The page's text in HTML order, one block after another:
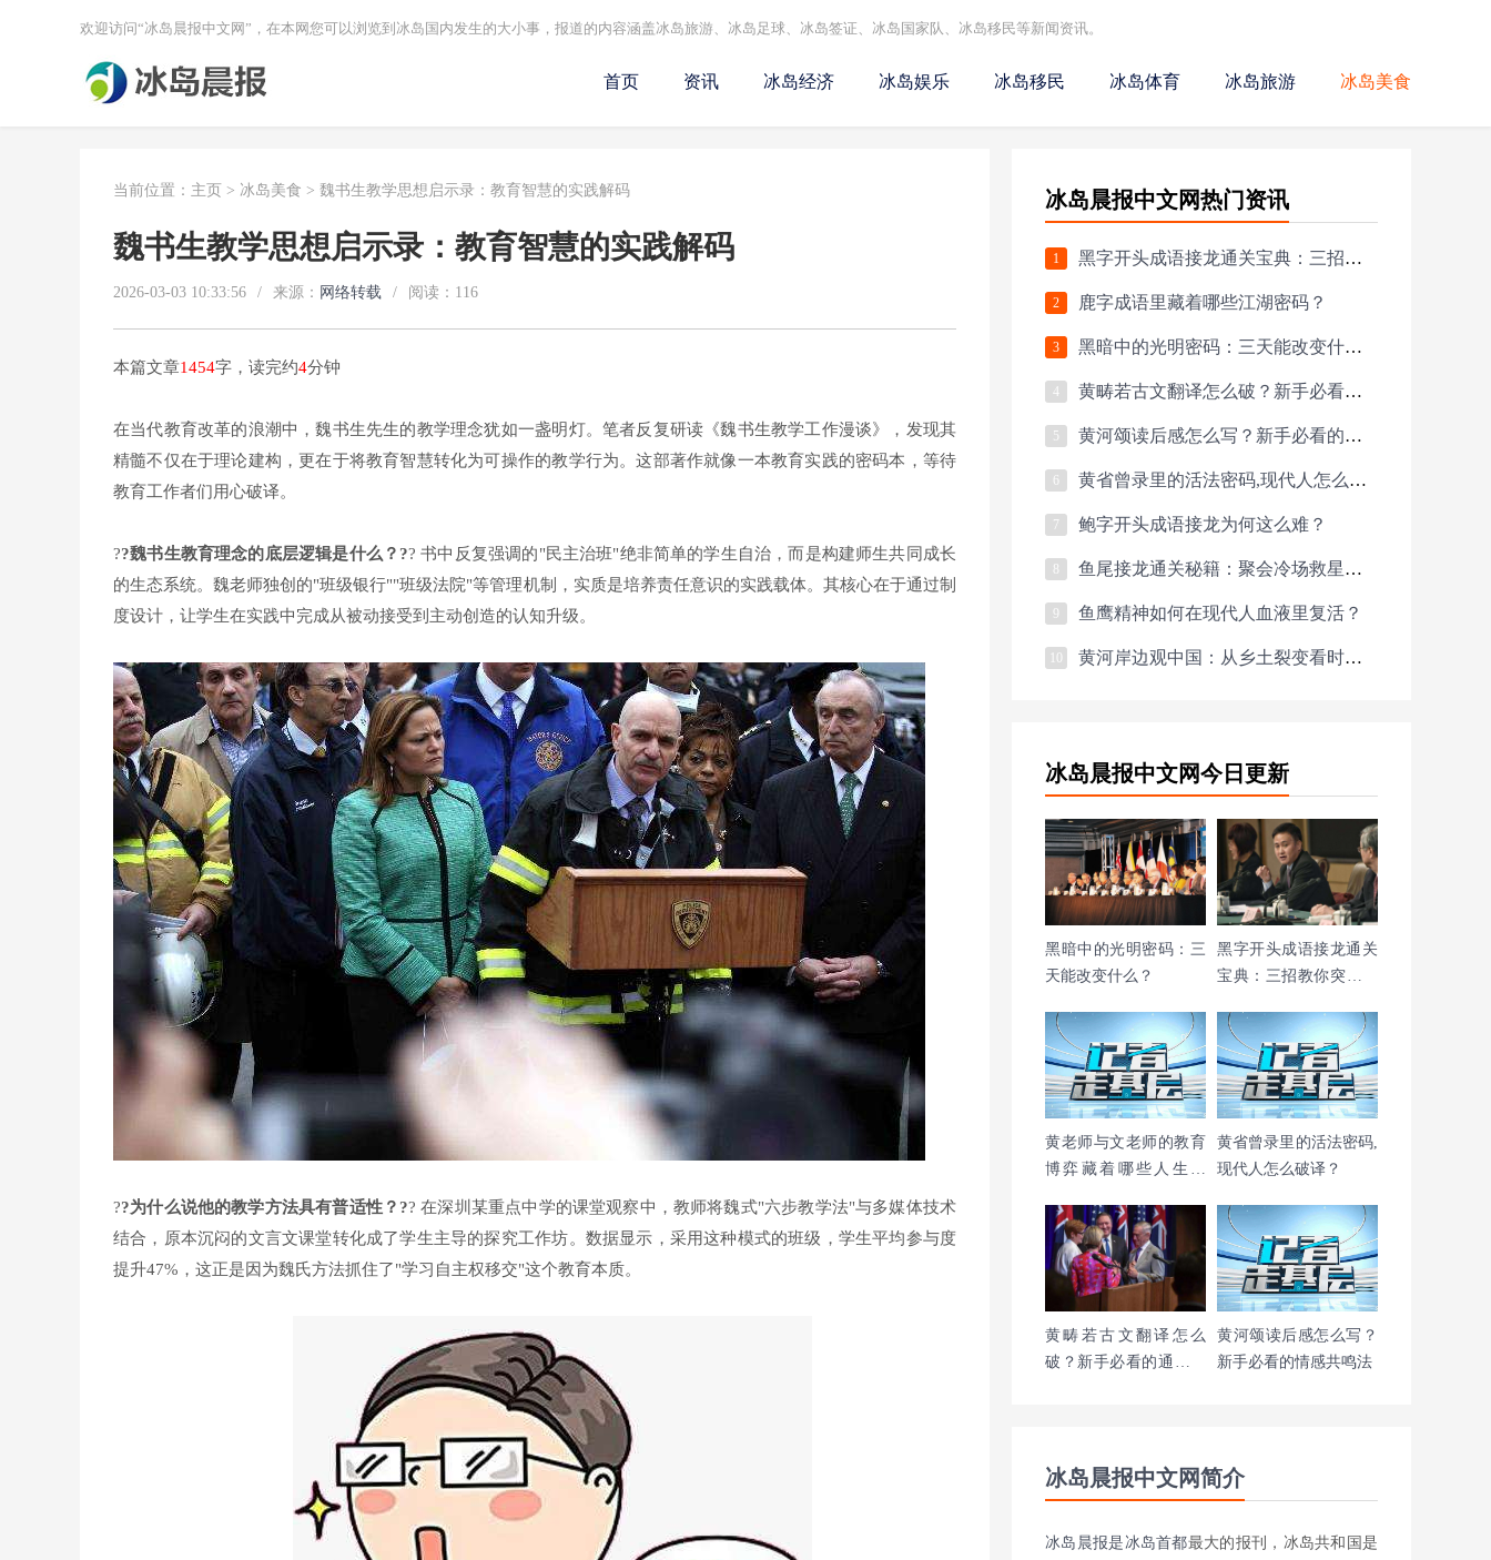
欢迎访问“冰岛晨报中文网”，在本网您可以浏览到冰岛国内发生的大小事，报道的内容涵盖冰岛旅游、冰岛足球、冰岛签证、冰岛国家队、冰岛移民等新闻资讯。
首页 资讯 冰岛经济 冰岛娱乐 冰岛移民 冰岛体育 冰岛旅游 冰岛美食
当前位置： 主页 > 冰岛美食 > 魏书生教学思想启示录：教育智慧的实践解码
魏书生教学思想启示录：教育智慧的实践解码
2026-03-03 10:33:56 / 来源： 网络转载 / 阅读： 116
本篇文章1454字，读完约4分钟
在当代教育改革的浪潮中，魏书生先生的教学理念犹如一盏明灯。笔者反复研读《魏书生教学工作漫谈》，发现其
精髓不仅在于理论建构，更在于将教育智慧转化为可操作的教学行为。这部著作就像一本教育实践的密码本，等待
教育工作者们用心破译。
??魏书生教育理念的底层逻辑是什么？?? 书中反复强调的"民主治班"绝非简单的学生自治，而是构建师生共同成长
的生态系统。魏老师独创的"班级银行""班级法院"等管理机制，实质是培养责任意识的实践载体。其核心在于通过制
度设计，让学生在实践中完成从被动接受到主动创造的认知升级。
??为什么说他的教学方法具有普适性？?? 在深圳某重点中学的课堂观察中，教师将魏式"六步教学法"与多媒体技术
结合，原本沉闷的文言文课堂转化成了学生主导的探究工作坊。数据显示，采用这种模式的班级，学生平均参与度
提升47%，这正是因为魏氏方法抓住了"学习自主权移交"这个教育本质。
冰岛晨报中文网热门资讯
1 黑字开头成语接龙通关宝典：三招教你突破生僻字困境
2 鹿字成语里藏着哪些江湖密码？
3 黑暗中的光明密码：三天能改变什么？
4 黄畴若古文翻译怎么破？新手必看的通关秘籍
5 黄河颂读后感怎么写？新手必看的情感共鸣法
6 黄省曾录里的活法密码,现代人怎么破译？
7 鲍字开头成语接龙为何这么难？
鱼尾接龙通关秘籍：聚会冷场救星速成指南
9 鱼鹰精神如何在现代人血液里复活？
黄河岸边观中国：从乡土裂变看时代脉搏
冰岛晨报中文网今日更新
黑暗中的光明密码：三
天能改变什么？
黑字开头成语接龙通关
宝典：三招教你突破生
黄老师与文老师的教育
博弈藏着哪些人生真
黄省曾录里的活法密码,
现代人怎么破译？
黄畴若古文翻译怎么
破？新手必看的通关秘
黄河颂读后感怎么写？
新手必看的情感共鸣法
冰岛晨报中文网简介
冰岛晨报是冰岛首都最大的报刊，冰岛共和国是